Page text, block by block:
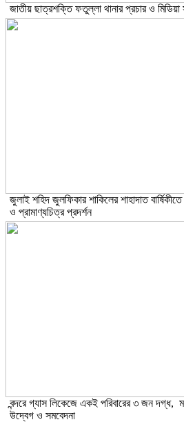
জাতীয় ছাত্রশক্তি ফতুল্লা থানার প্রচার ও মিডিয়া
​জুলাই শহিদ জুলফিকার শাকিলের শাহাদাত
ও প্রামাণ্যচিত্র প্রদর্শন
বন্দরে গ্যাস লিকেজে একই পরিবারের ৩ জন দগ্ধ,
উদ্বেগ ও সমবেদনা